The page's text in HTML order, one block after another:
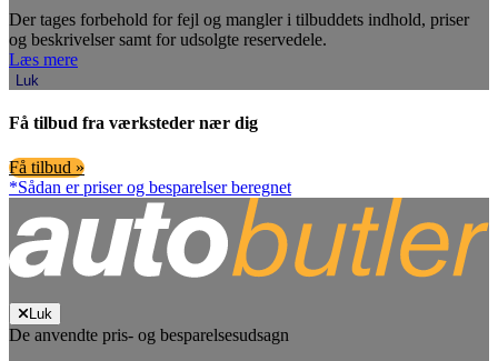
Der tages forbehold for fejl og mangler i tilbuddets indhold, priser
og beskrivelser samt for udsolgte reservedele.
Læs mere
Luk
Få tilbud fra værksteder nær dig
Få tilbud »
*Sådan er priser og besparelser beregnet
Luk
De anvendte pris- og besparelsesudsagn